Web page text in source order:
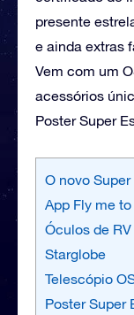
presente
e ainda extras
Vem com um
acessórios
Poster Super
O novo
App Fly me
Óculos de RV
Starglobe
Telescópio
Poster Super